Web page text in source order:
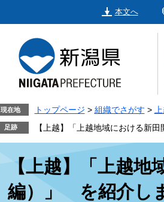
本文へ
現在地 トップページ > 組織でさがす >
【上越】「上越地域における新
【上越】「上越
編）」 を紹介し